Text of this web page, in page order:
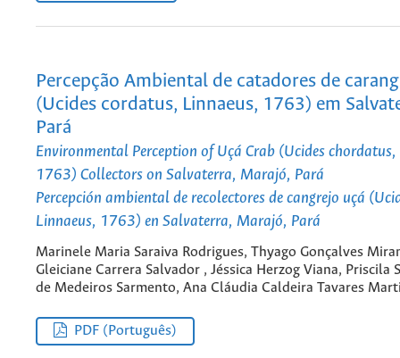
Percepção Ambiental de catadores de
(Ucides cordatus, Linnaeus, 1763) em
Pará
Environmental Perception of Uçá Crab (Ucides
1763) Collectors on Salvaterra, Marajó, Pará
Percepción ambiental de recolectores de cangrejo uçá
Linnaeus, 1763) en Salvaterra, Marajó, Pará
Marinele Maria Saraiva Rodrigues, Thyago Gonçalves
Gleiciane Carrera Salvador , Jéssica Herzog Viana, Priscila
de Medeiros Sarmento, Ana Cláudia Caldeira Tavares
PDF (Português)